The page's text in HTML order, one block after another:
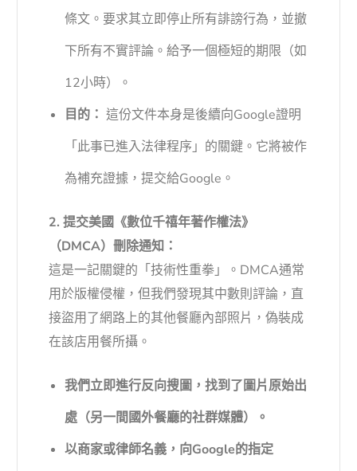
條文。要求其立即停止所有誹謗行為，並撤
下所有不實評論。給予一個極短的期限（如
12小時）。
目的： 這份文件本身是後續向Google證明
「此事已進入法律程序」的關鍵。它將被作
為補充證據，提交給Google。
2. 提交美國《數位千禧年著作權法》
（DMCA）刪除通知：
這是一記關鍵的「技術性重拳」。DMCA通常
用於版權侵權，但我們發現其中數則評論，直
接盜用了網路上的其他餐廳內部照片，偽裝成
在該店用餐所攝。
我們立即進行反向搜圖，找到了圖片原始出
處（另一間國外餐廳的社群媒體）。
以商家或律師名義，向Google的指定